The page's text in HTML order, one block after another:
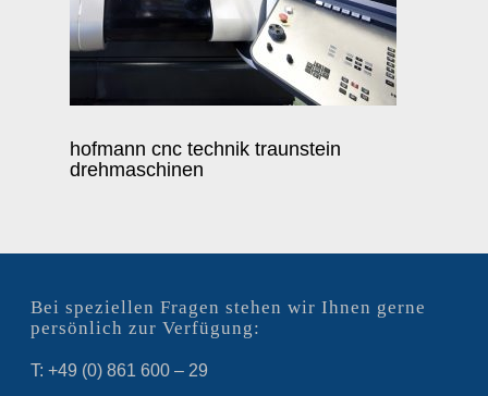
hofmann cnc technik traunstein
drehmaschinen
Bei speziellen Fragen stehen wir Ihnen gerne
persönlich zur Verfügung:
T: +49 (0) 861 600 – 29